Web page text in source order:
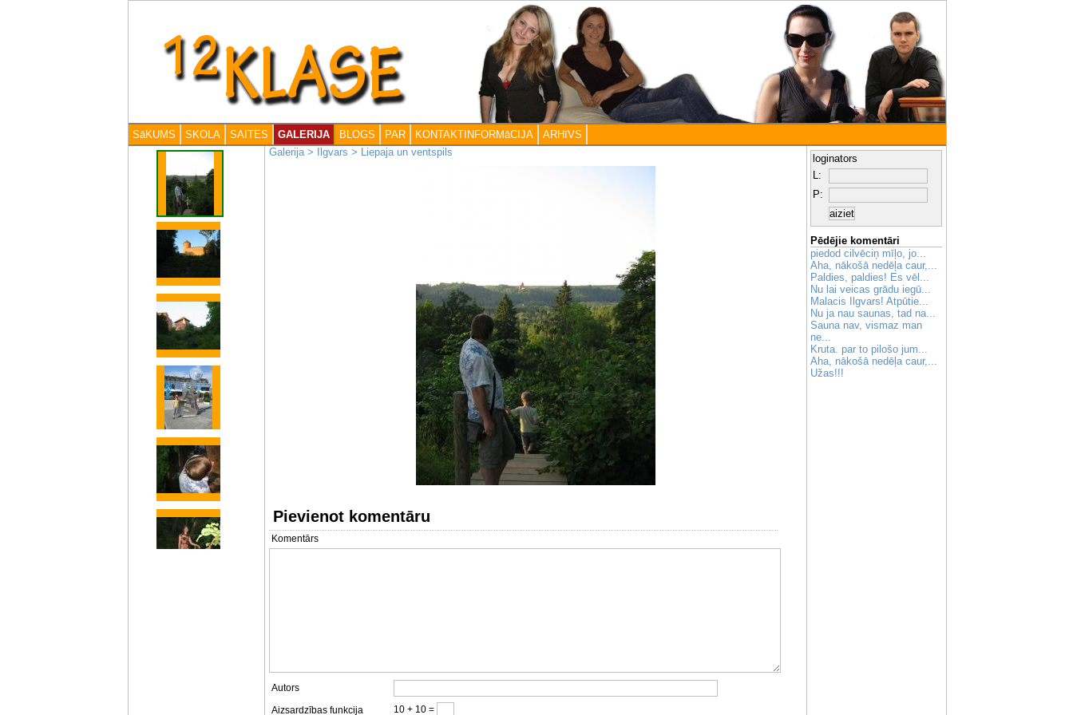
SāKUMS SKOLA SAITES GALERIJA BLOGS PAR KONTAKTINFORMāCIJA
ARHīVS
Galerija> Ilgvars > Liepaja un ventspils
Pievienot komentāru
Komentārs
Autors
Aizsardzības funkcija
10 + 10 =
loginators
L:
P:
Pēdējie komentāri
piedod cilvēciņ mīļo, jo...
Aha, nākošā nedēļa caur,...
Paldies, paldies! Es vēl...
Nu lai veicas grādu iegū...
Malacis Ilgvars! Atpūtie...
Nu ja nau saunas, tad na...
Sauna nav, vismaz man
ne...
Kruta. par to pilošo jum...
Aha, nākošā nedēļa caur,...
Užas!!!